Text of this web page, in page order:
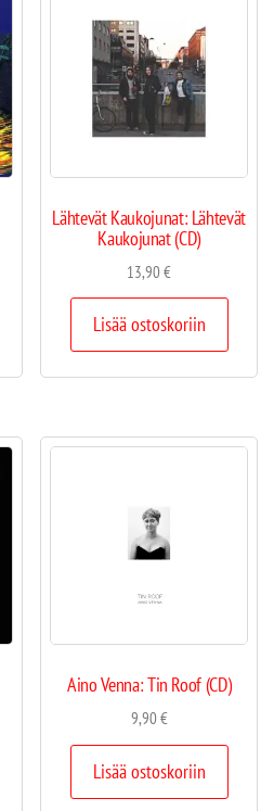
Lähtevät Kaukojunat: Lähtevät
Kaukojunat (CD)
13,90€
Lisää ostoskoriin
Aino Venna: Tin Roof (CD)
9,90€
Lisää ostoskoriin